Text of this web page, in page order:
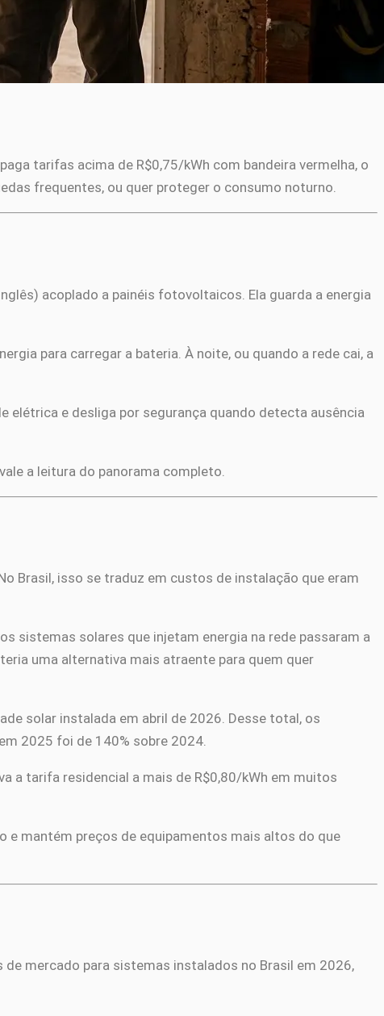
tarifas acima de R$0,75/kWh com bandeira vermelha, o
frequentes, ou quer proteger o consumo noturno.
acoplado a painéis fotovoltaicos. Ela guarda a energia
para carregar a bateria. À noite, ou quando a rede cai, a
elétrica e desliga por segurança quando detecta ausência
a leitura do panorama completo.
Brasil, isso se traduz em custos de instalação que eram
sistemas solares que injetam energia na rede passaram a
uma alternativa mais atraente para quem quer
solar instalada em abril de 2026. Desse total, os
2025 foi de 140% sobre 2024.
a tarifa residencial a mais de R$0,80/kWh em muitos
e mantém preços de equipamentos mais altos do que
mercado para sistemas instalados no Brasil em 2026,